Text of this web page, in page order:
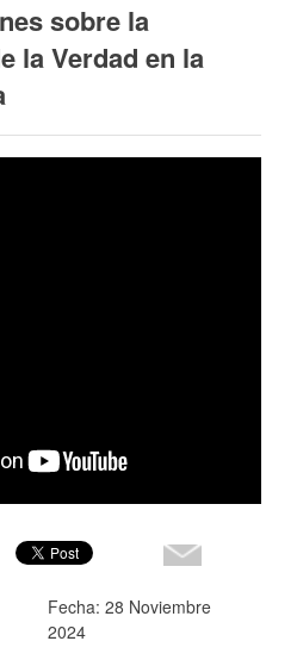
sobre la
la Verdad en la
Fecha: 28 Noviembre
2024